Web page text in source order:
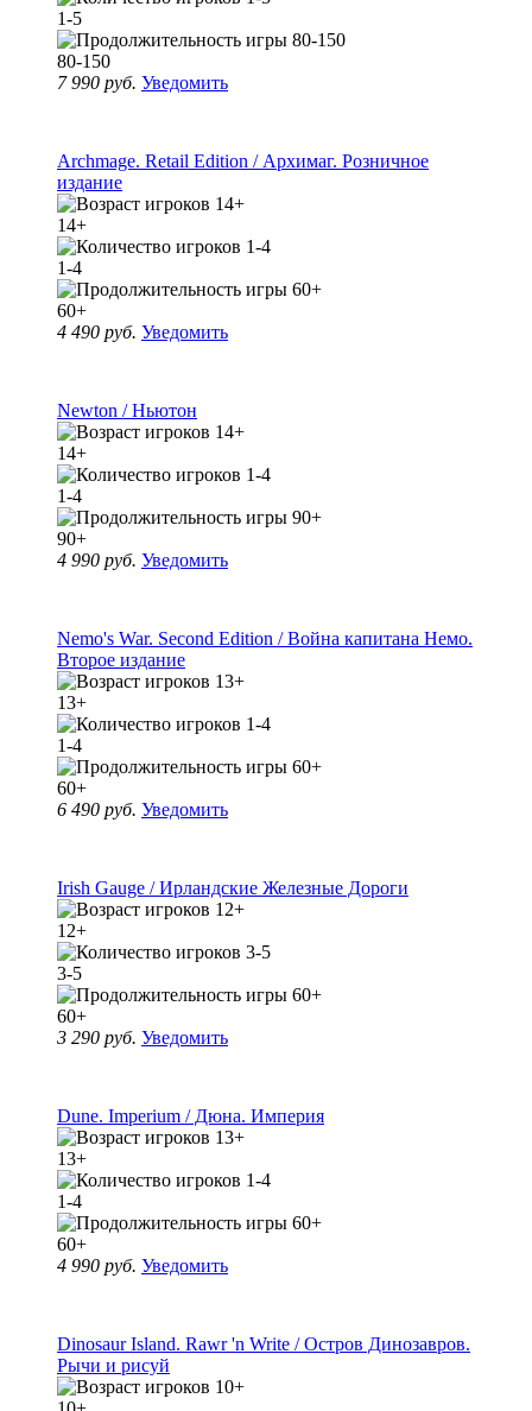
1-5
80-150
7 990 руб. Уведомить
Archmage. Retail Edition / Архимаг. Розничное
издание
14+
1-4
60+
4 490 руб. Уведомить
Newton / Ньютон
14+
1-4
90+
4 990 руб. Уведомить
Nemo's War. Second Edition / Война капитана Немо.
Второе издание
13+
1-4
60+
6 490 руб. Уведомить
Irish Gauge / Ирландские Железные Дороги
12+
3-5
60+
3 290 руб. Уведомить
Dune. Imperium / Дюна. Империя
13+
1-4
60+
4 990 руб. Уведомить
Dinosaur Island. Rawr 'n Write / Остров Динозавров.
Рычи и рисуй